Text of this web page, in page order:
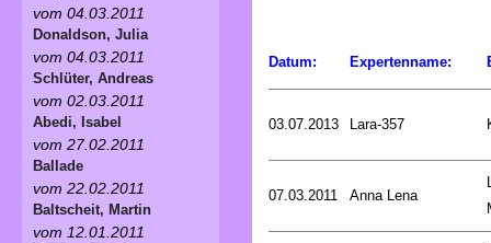
Datum: Expertenname:
03.07.2013 Lara-357
07.03.2011 Anna Lena
vom 04.03.2011
Donaldson, Julia
vom 04.03.2011
Schlüter, Andreas
vom 02.03.2011
Abedi, Isabel
vom 27.02.2011
Ballade
vom 22.02.2011
Baltscheit, Martin
vom 12.01.2011